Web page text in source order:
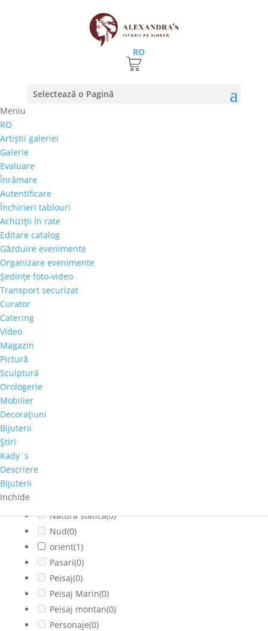
RO
Selectează o Pagină
Meniu
RO
Artiştii galeriei
Galerie
Evaluare
Înrămare
Autentificare
Închirieri tablouri
Achiziţii în rate
Editare catalog
Găzduire evenimente
Organizare evenimente
Şedinţe foto-video
Transport securizat
Curator
Catering
Video
Magazin
Pictură
Sculptură
Orologerie
Mobilier
Decoraţiuni
Bijuterii
Ştiri
Kady`s
Descriere
Bijuterii
Inchide
Prima pagină⚊Magazin
Preţ orientativ
Autor
Perioada
Stil/Şcoală
Tip lucrare
Tehnică
Temă
Cai-Hipism(0)
Citadin
Cladiri faimoase
Natura statica(0)
Nud(0)
orient(1)
Pasari(0)
Peisaj(0)
Peisaj Marin(0)
Peisaj montan(0)
Personaje(0)